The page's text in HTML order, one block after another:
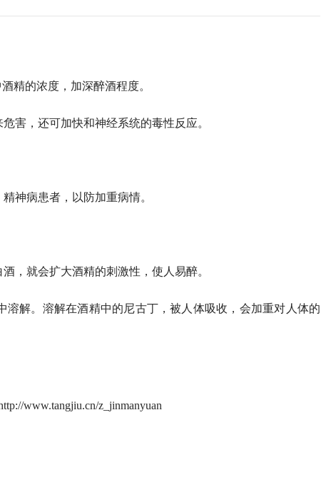
的浓度，加深醉酒程度。
，还可加快和神经系统的毒性反应。
神病患者，以防加重病情。
就会扩大酒精的刺激性，使人易醉。
解。溶解在酒精中的尼古丁，被人体吸收，会加重对人体的
www.tangjiu.cn/z_jinmanyuan